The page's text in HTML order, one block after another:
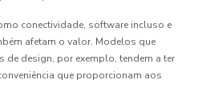
conectividade, software incluso e
afetam o valor. Modelos que
de design, por exemplo, tendem a ter
que proporcionam aos